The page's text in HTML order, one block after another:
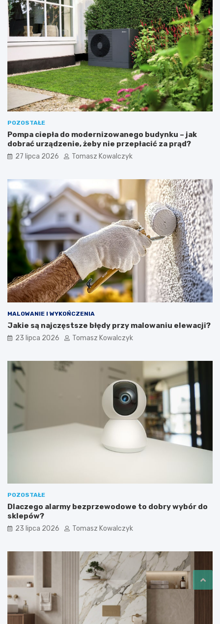
POZOSTAŁE
Pompa ciepła do modernizowanego budynku – jak
dobrać urządzenie, żeby nie przepłacić za prąd?
27 lipca 2026 Tomasz Kowalczyk
MALOWANIE I WYKOŃCZENIA
Jakie są najczęstsze błędy przy malowaniu elewacji?
23 lipca 2026 Tomasz Kowalczyk
POZOSTAŁE
Dlaczego alarmy bezprzewodowe to dobry wybór do
sklepów?
23 lipca 2026 Tomasz Kowalczyk